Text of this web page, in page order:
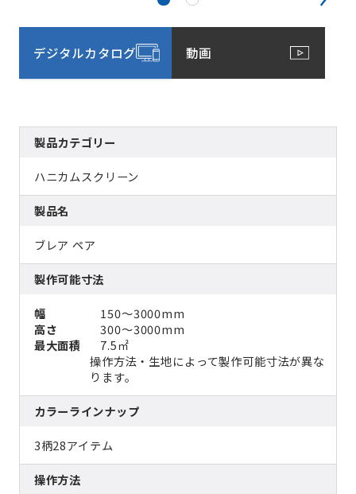
デジタルカタログ 動画
製品カテゴリー
ハニカムスクリーン
製品名
ブレア ペア
製作可能寸法
幅
150～3000mm
高さ
300～3000mm
最大面積
7.5㎡
操作方法・生地によって製作可能寸法が異な
ります。
カラーラインナップ
3柄28アイテム
操作方法